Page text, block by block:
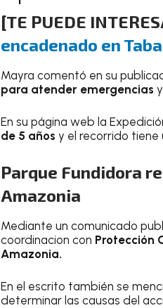
[TE PUEDE
encadenado en
Mayra comentó en su
para atender emergencias
En su página web la
de 5 años y el recorrido tiene
Parque Fundidora
Amazonia
Mediante un comunicado
coordinacion con Protección
Amazonia.
En el escrito también se
determinar las causas del